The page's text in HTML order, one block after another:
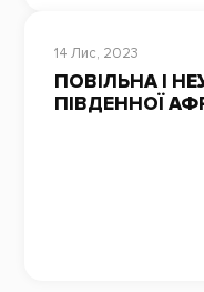
14 Лис, 2023
ПОВІЛЬНА І
ПІВДЕННОЇ